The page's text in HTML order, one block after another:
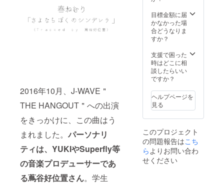
2016年10月、J-WAVE＂
THE HANGOUT＂への出演
をきっかけに、この曲はう
まれました。 パーソナリ
ティは、YUKIやSuperfly等
の音楽プロデューサーであ
る蔦谷好位置さん。学生
目標金額に届
かなかった場
合どうなりま
すか？
支援で困った
時はどこに相
談したらいい
ですか？
ヘルプページを
見る
このプロジェクト
の問題報告はこち
ら よりお問い合わ
せください